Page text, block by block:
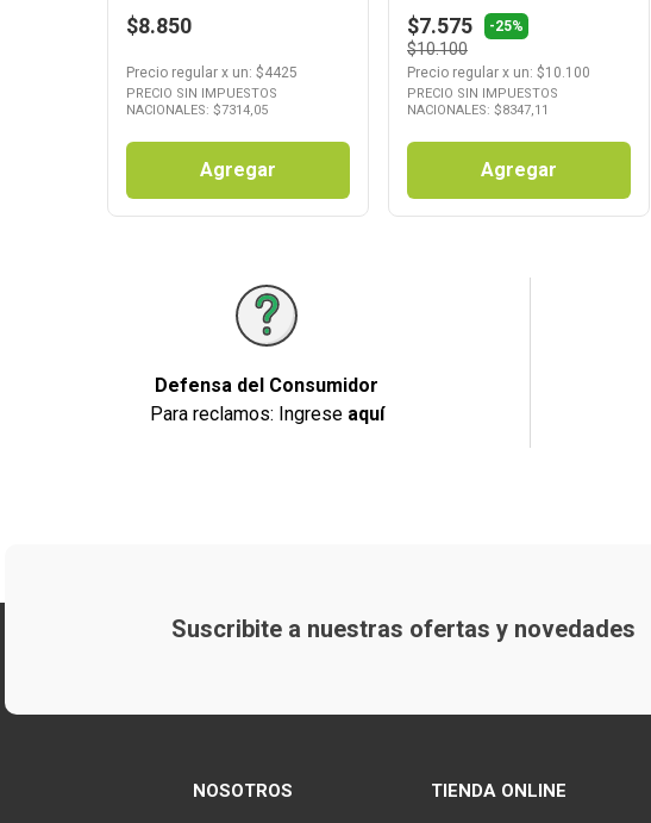
$8.850
Precio regular x un: $4425
PRECIO SIN IMPUESTOS
NACIONALES: $7314,05
Agregar
$7.575 -25%
$10.100
Precio regular x un: $10.100
PRECIO SIN IMPUESTOS
NACIONALES: $8347,11
Agregar
Defensa del Consumidor
Para reclamos: Ingrese aquí
Suscribite a nuestras ofertas y novedades
NOSOTROS TIENDA ONLINE